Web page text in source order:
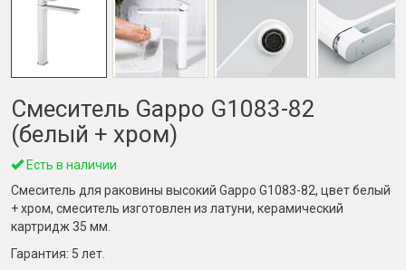
Смеситель Gappo G1083-82
(белый + хром)
Есть в наличии
Смеситель для раковины высокий Gappo G1083-82, цвет белый
+ хром, смеситель изготовлен из латуни, керамический
картридж 35 мм.
Гарантия: 5 лет